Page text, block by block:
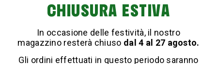
Italia s.r.l.
Via della Liberazione, 2,
San Giuliano Milanese (MI)
P. IVA: 09782200969
PEC:
Bagno
Cucina
Hobby e manutenzione
CHIUSURA ESTIVA
In occasione delle festività, il nostro
magazzino resterà chiuso dal 4 al 27 agosto.
Gli ordini effettuati in questo periodo saranno